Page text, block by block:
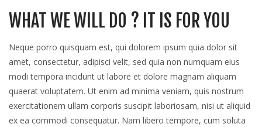
WHAT WE WILL DO ? IT IS FOR YOU
Neque porro quisquam est, qui dolorem ipsum quia dolor sit
amet, consectetur, adipisci velit, sed quia non numquam eius
modi tempora incidunt ut labore et dolore magnam aliquam
quaerat voluptatem. Ut enim ad minima veniam, quis nostrum
exercitationem ullam corporis suscipit laboriosam, nisi ut aliquid
ex ea commodi consequatur. Nam libero tempore, cum soluta